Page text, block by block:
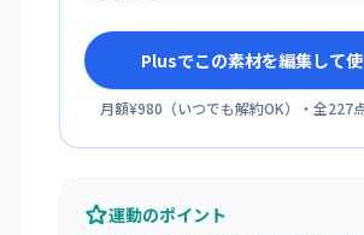
Plusでこの素材を編集して
月額¥980 （いつでも解約OK）・全227
運動のポイント